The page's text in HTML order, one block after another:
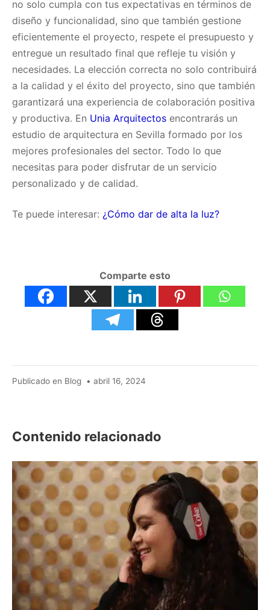
no solo cumpla con tus expectativas en términos de
diseño y funcionalidad, sino que también gestione
eficientemente el proyecto, respete el presupuesto y
entregue un resultado final que refleje tu visión y
necesidades. La elección correcta no solo contribuirá
a la calidad y el éxito del proyecto, sino que también
garantizará una experiencia de colaboración positiva
y productiva. En Unia Arquitectos encontrarás un
estudio de arquitectura en Sevilla formado por los
mejores profesionales del sector. Todo lo que
necesitas para poder disfrutar de un servicio
personalizado y de calidad.
Te puede interesar: ¿Cómo dar de alta la luz?
Comparte esto
Publicado en Blog • abril 16, 2024
Contenido relacionado